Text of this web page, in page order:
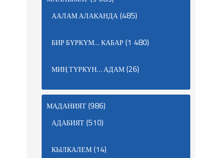
ААЛАМ АЛАКАНДА(485)
БИР БҮРКҮМ… КАБАР(1 480)
МИҢ ТҮРКҮН… АДАМ(26)
МАДАНИЯТ(986)
АДАБИЯТ(510)
КЫЛКАЛЕМ(14)